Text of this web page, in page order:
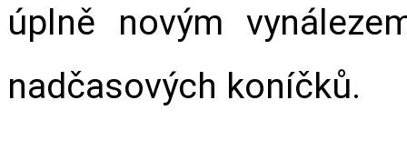
úplně novým
nadčasových koníčků.